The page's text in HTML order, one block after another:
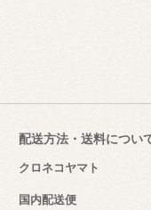
配送方法・送料につい
クロネコヤマト
国内配送便